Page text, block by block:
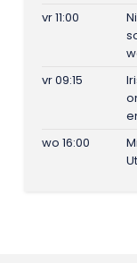
vr 11:00
vr 09:15
wo 16:00